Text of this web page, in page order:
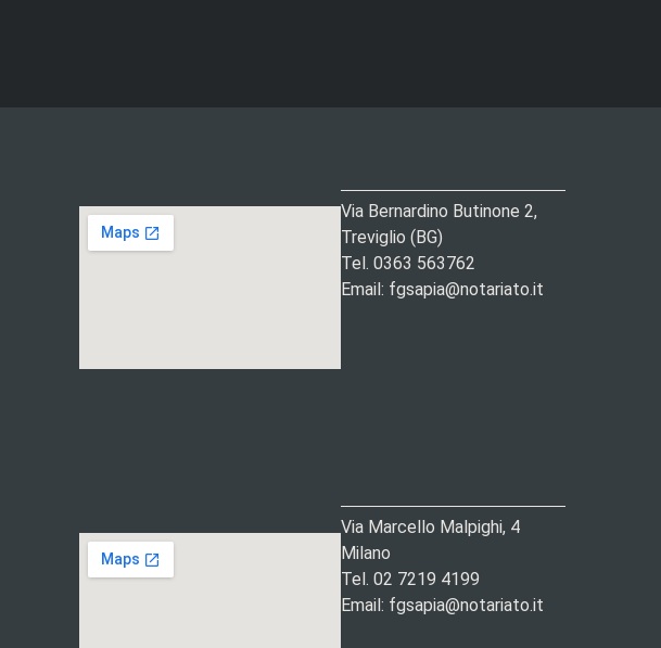
Via Bernardino Butinone 2,
Treviglio (BG)
Tel. 0363 563762
Email: fgsapia@notariato.it
Via Marcello Malpighi, 4
Milano
Tel. 02 7219 4199
Email: fgsapia@notariato.it